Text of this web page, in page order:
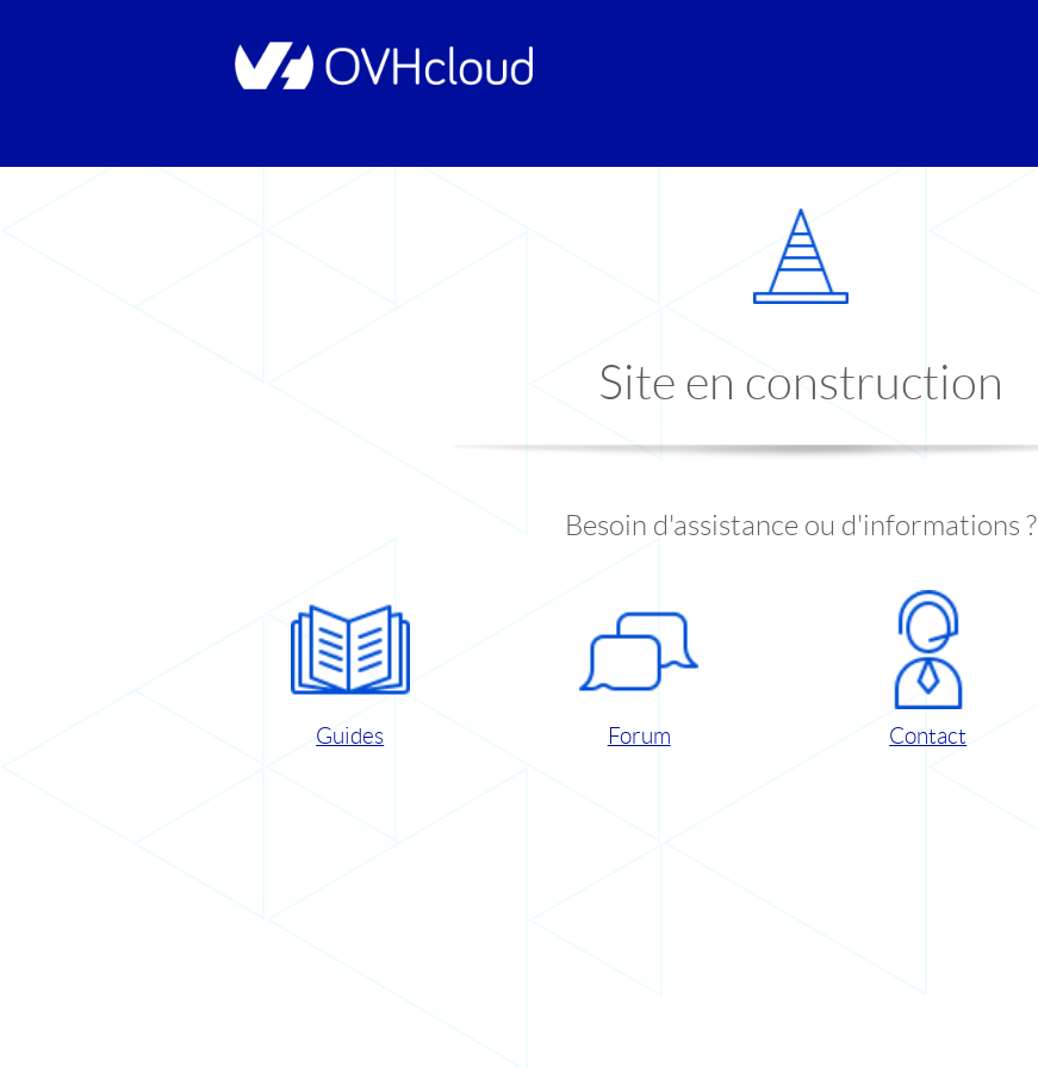
Site en construction
Besoin d'assistance ou d'informations ?
Guides Forum Contact